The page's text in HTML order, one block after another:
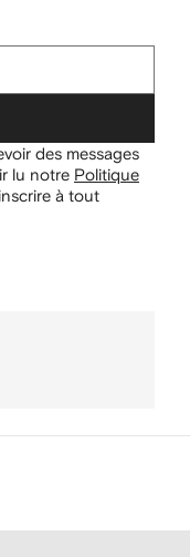
des messages
lu notre Politique
à tout